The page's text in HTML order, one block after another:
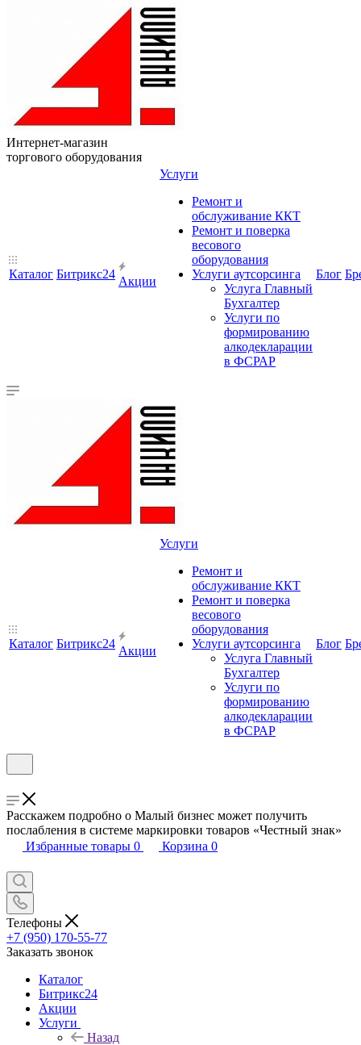
Интернет-магазин
торгового оборудования
Каталог Битрикс24
Акции
Услуги
Ремонт и
обслуживание ККТ
Ремонт и поверка
весового
оборудования
Услуги аутсорсинга
Услуга Главный
Бухгалтер
Услуги по
формированию
алкодекларации
в ФСРАР
Блог
Каталог Битрикс24
Акции
Услуги
Ремонт и
обслуживание ККТ
Ремонт и поверка
весового
оборудования
Услуги аутсорсинга
Услуга Главный
Бухгалтер
Услуги по
формированию
алкодекларации
в ФСРАР
Блог
Расскажем подробно о Малый бизнес может получить
послабления в системе маркировки товаров «Честный знак»
Избранные товары 0 Корзина 0
Телефоны
+7 (950) 170-55-77
Заказать звонок
Каталог
Битрикс24
Акции
Услуги
Назад